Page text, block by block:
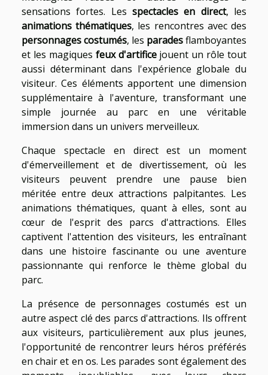
sensations fortes. Les spectacles en direct, les
animations thématiques, les rencontres avec des
personnages costumés, les paradesflamboyantes
et les magiques feux d'artificejouent un rôle tout
aussi déterminant dans l'expérience globale du
visiteur. Ces éléments apportent une dimension
supplémentaire à l'aventure, transformant une
simple journée au parc en une véritable
immersion dans un univers merveilleux.
Chaque spectacle en direct est un moment
d'émerveillement et de divertissement, où les
visiteurs peuvent prendre une pause bien
méritée entre deux attractions palpitantes. Les
animations thématiques, quant à elles, sont au
cœur de l'esprit des parcs d'attractions. Elles
captivent l'attention des visiteurs, les entraînant
dans une histoire fascinante ou une aventure
passionnante qui renforce le thème global du
parc.
La présence de personnages costumés est un
autre aspect clé des parcs d'attractions. Ils offrent
aux visiteurs, particulièrement aux plus jeunes,
l'opportunité de rencontrer leurs héros préférés
en chair et en os. Les parades sont également des